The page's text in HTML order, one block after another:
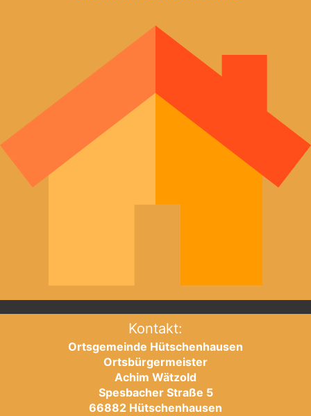
Kontakt:
Ortsgemeinde Hütschenhausen
Ortsbürgermeister
Achim Wätzold
Spesbacher Straße 5
66882 Hütschenhausen